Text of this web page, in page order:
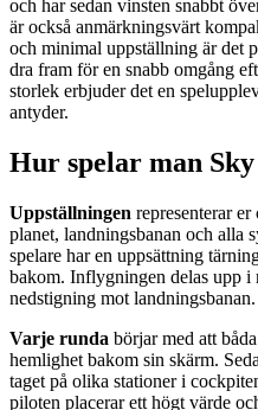
och har sedan vinsten snabbt
är också anmärkningsvärt
och minimal uppställning är det
dra fram för en snabb omgång
storlek erbjuder det en
antyder.
Hur spelar man Sky
Uppställningen representerar
planet, landningsbanan och alla
spelare har en uppsättning
bakom. Inflygningen delas upp i
nedstigning mot landningsbanan.
Varje runda börjar med att
hemlighet bakom sin skärm.
taget på olika stationer i
piloten placerar ett högt värde